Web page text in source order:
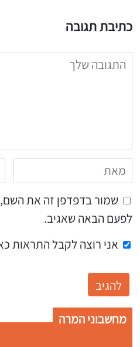
כתיבת תגובה
שמור בדפדפן זה את השם,
לפעם הבאה שאגיב.
אני רוצה לקבל התראות
מחשבוני המרה